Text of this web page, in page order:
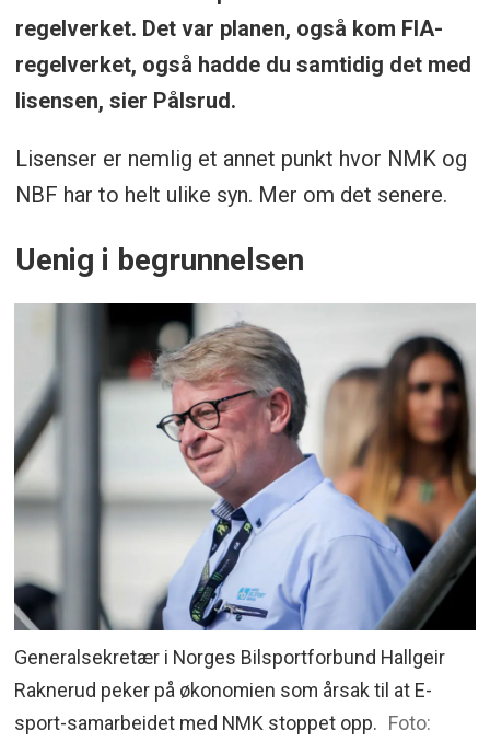
regelverket. Det var planen, også kom FIA-
regelverket, også hadde du samtidig det med
lisensen, sier Pålsrud.
Lisenser er nemlig et annet punkt hvor NMK og
NBF har to helt ulike syn. Mer om det senere.
Uenig i begrunnelsen
Generalsekretær i Norges Bilsportforbund Hallgeir
Raknerud peker på økonomien som årsak til at E-
sport-samarbeidet med NMK stoppet opp. Foto: